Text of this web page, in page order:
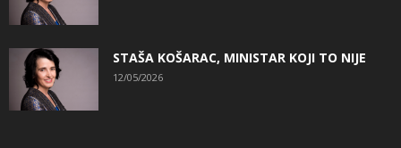
STAŠA KOŠARAC, MINISTAR KOJI TO NIJE
12/05/2026